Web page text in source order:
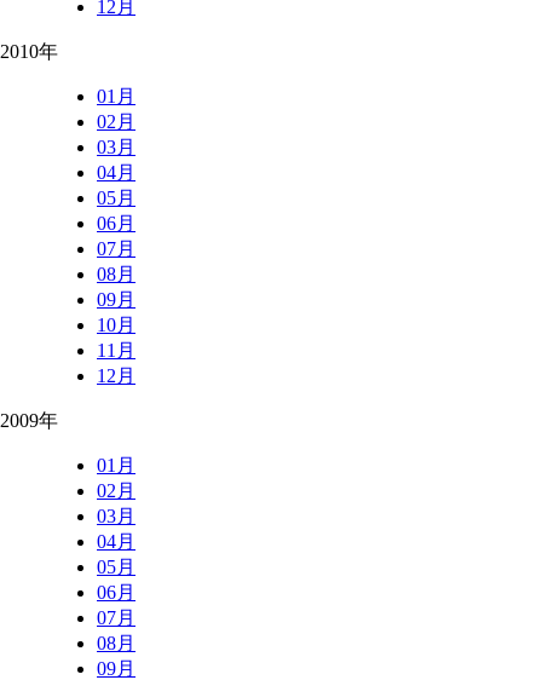
12月
2010年
01月
02月
03月
04月
05月
06月
07月
08月
09月
10月
11月
12月
2009年
01月
02月
03月
04月
05月
06月
07月
08月
09月